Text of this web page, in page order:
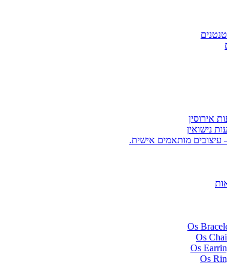
אירוסין
נישואין
עיצובים מותאמים אישית.
Os
Os
Os
Os